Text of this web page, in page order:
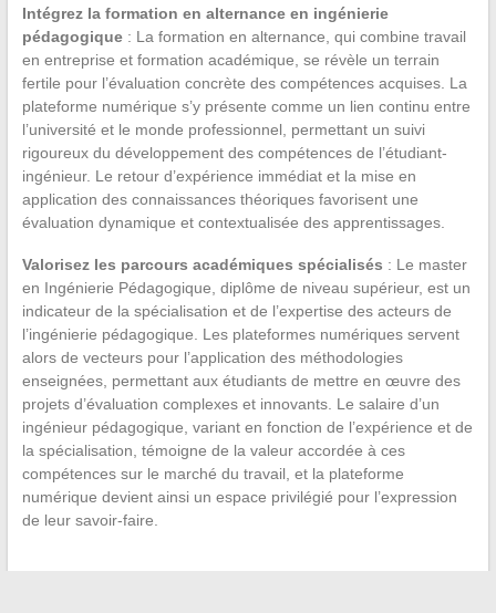
Intégrez la formation en alternance en ingénierie
pédagogique: La formation en alternance, qui combine travail
en entreprise et formation académique, se révèle un terrain
fertile pour l’évaluation concrète des compétences acquises. La
plateforme numérique s’y présente comme un lien continu entre
l’université et le monde professionnel, permettant un suivi
rigoureux du développement des compétences de l’étudiant-
ingénieur. Le retour d’expérience immédiat et la mise en
application des connaissances théoriques favorisent une
évaluation dynamique et contextualisée des apprentissages.
Valorisez les parcours académiques spécialisés : Le master
en Ingénierie Pédagogique, diplôme de niveau supérieur, est un
indicateur de la spécialisation et de l’expertise des acteurs de
l’ingénierie pédagogique. Les plateformes numériques servent
alors de vecteurs pour l’application des méthodologies
enseignées, permettant aux étudiants de mettre en œuvre des
projets d’évaluation complexes et innovants. Le salaire d’un
ingénieur pédagogique, variant en fonction de l’expérience et de
la spécialisation, témoigne de la valeur accordée à ces
compétences sur le marché du travail, et la plateforme
numérique devient ainsi un espace privilégié pour l’expression
de leur savoir-faire.